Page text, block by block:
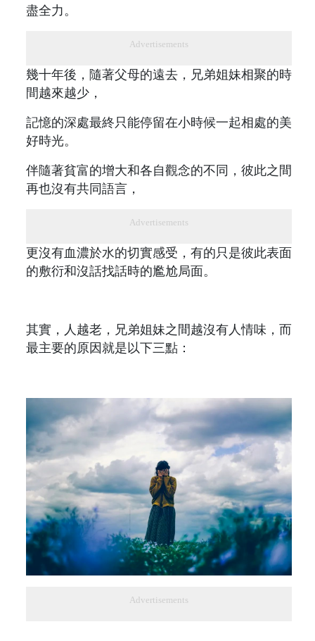
盡全力。
Advertisements
幾十年後，隨著父母的遠去，兄弟姐妹相聚的時
間越來越少，
記憶的深處最終只能停留在小時候一起相處的美
好時光。
伴隨著貧富的增大和各自觀念的不同，彼此之間
再也沒有共同語言，
Advertisements
更沒有血濃於水的切實感受，有的只是彼此表面
的敷衍和沒話找話時的尷尬局面。
其實，人越老，兄弟姐妹之間越沒有人情味，而
最主要的原因就是以下三點：
Advertisements